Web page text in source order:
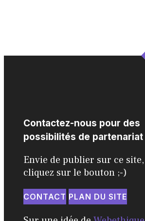
Contactez-nous pour des
possibilités de partenariat
Envie de publier sur ce site,
cliquez sur le bouton ;-)
CONTACT PLAN DU SITE